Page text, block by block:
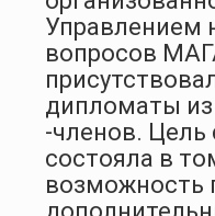
Управлением
вопросов
дипломаты из
-членов. Цель
состояла в
возможность